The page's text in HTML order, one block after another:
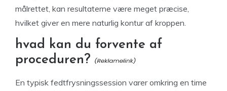
målrettet, kan resultaterne være meget præcise,
hvilket giver en mere naturlig kontur af kroppen.
hvad kan du forvente af
proceduren?
En typisk fedtfrysningssession varer omkring en time